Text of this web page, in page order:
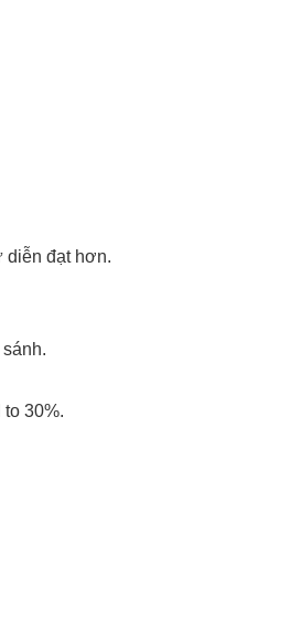
diễn đạt hơn.
30%.